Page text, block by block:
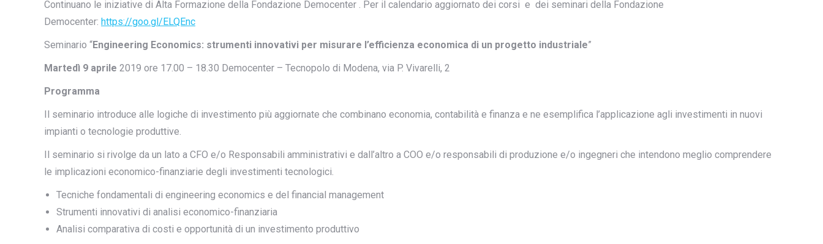
Continuano le iniziative di Alta Formazione della Fondazione Democenter . Per il calendario aggiornato dei corsi e dei seminari della Fondazione
Democenter: https://goo.gl/ELQEnc
Seminario “Engineering Economics: strumenti innovativi per misurare l’efficienza economica di un progetto industriale”
Martedì 9 aprile 2019 ore 17.00 – 18.30 Democenter – Tecnopolo di Modena, via P. Vivarelli, 2
Programma
Il seminario introduce alle logiche di investimento più aggiornate che combinano economia, contabilità e finanza e ne esemplifica l’applicazione agli investimenti in nuovi
impianti o tecnologie produttive.
Il seminario si rivolge da un lato a CFO e/o Responsabili amministrativi e dall’altro a COO e/o responsabili di produzione e/o ingegneri che intendono meglio comprendere
le implicazioni economico-finanziarie degli investimenti tecnologici.
Tecniche fondamentali di engineering economics e del financial management
Strumenti innovativi di analisi economico-finanziaria
Analisi comparativa di costi e opportunità di un investimento produttivo